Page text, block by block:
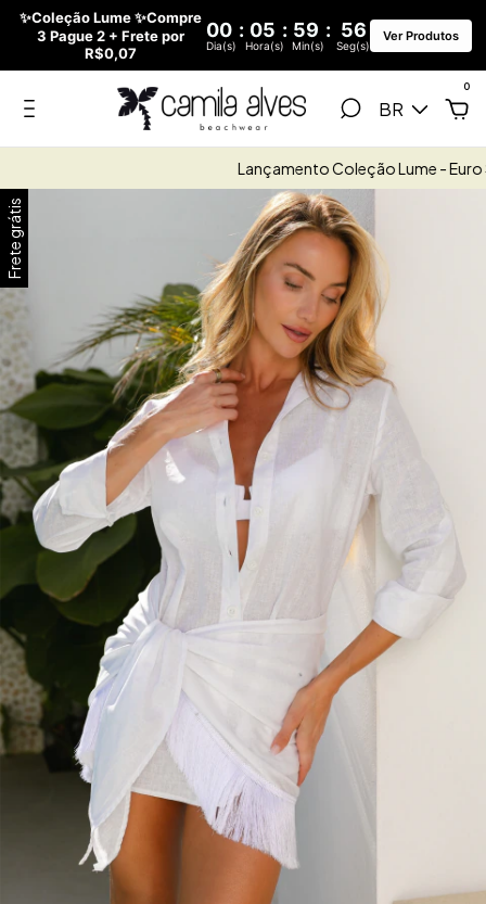
✨Coleção Lume ✨Compre
3 Pague 2 + Frete por
R$0,07
00 : 05 : 59 : 55
Dia(s) Hora(s) Min(s) Seg(s)
Ver Produtos
BR
0
Lançamento Coleção Lume - Euro
Frete grátis